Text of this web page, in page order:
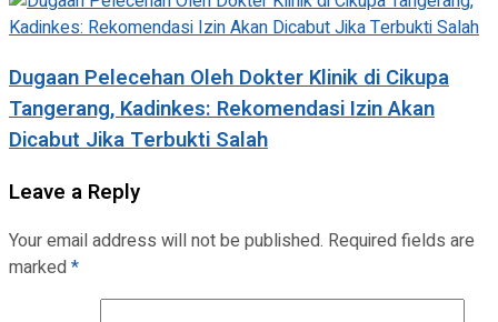
Dugaan Pelecehan Oleh Dokter Klinik di Cikupa
Tangerang, Kadinkes: Rekomendasi Izin Akan
Dicabut Jika Terbukti Salah
Leave a Reply
Your email address will not be published. Required fields are
marked*